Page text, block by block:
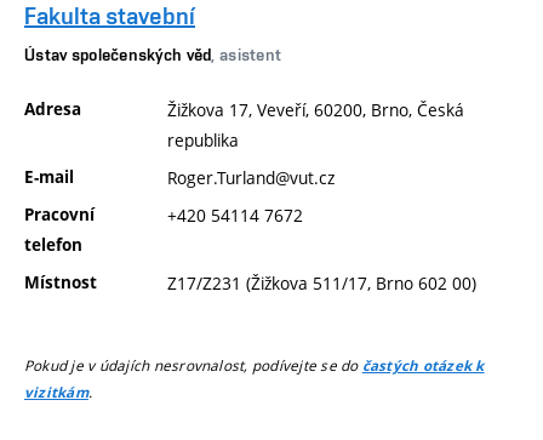
Fakulta stavební
Ústav společenských věd, asistent
Adresa
Žižkova 17, Veveří, 60200, Brno, Česká
republika
E-mail Roger.Turland@vut.cz
Pracovní
telefon
+420 54114 7672
Místnost Z17/Z231 (Žižkova 511/17, Brno 602 00)
Pokud je v údajích nesrovnalost, podívejte se do častých otázek k
vizitkám.